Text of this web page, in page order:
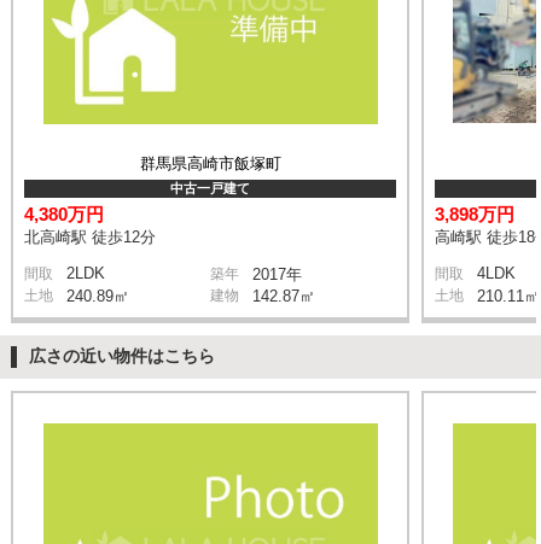
群馬県高崎市飯塚町
中古一戸建て
4,380万円
北高崎駅 徒歩12分
間取 2LDK 築年 2017年
土地 240.89㎡ 建物 142.87㎡
3,898万円
高崎駅 徒歩18
間取 4LDK
土地 210.11㎡
広さの近い物件はこちら